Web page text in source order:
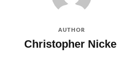
AUTHOR
Christopher Nickel